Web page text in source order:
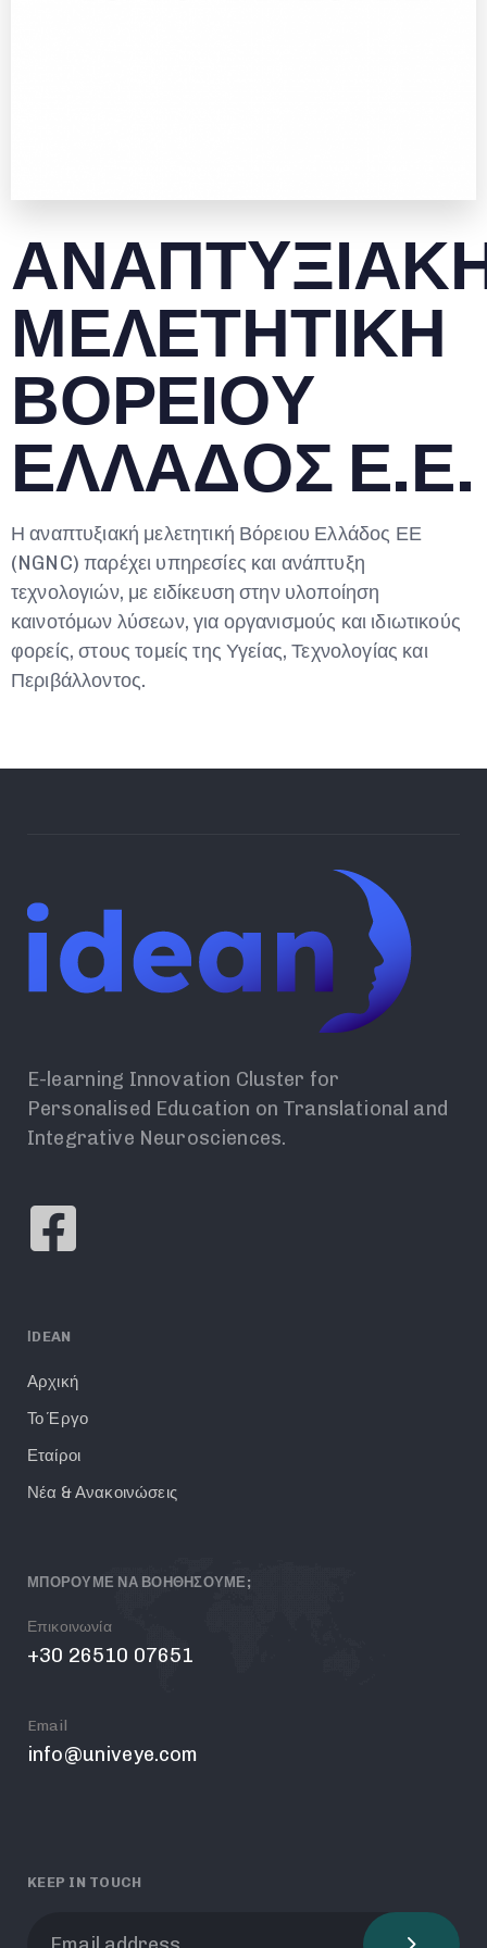
ΑΝΑΠΤΥΞΙΑΚ
ΜΕΛΕΤΗΤΙΚΗ
ΒΟΡΕΙΟΥ
ΕΛΛΑΔΟΣ Ε.Ε.
Η αναπτυξιακή μελετητική Βόρειου Ελλάδος ΕΕ
(NGNC) παρέχει υπηρεσίες και ανάπτυξη
τεχνολογιών, με ειδίκευση στην υλοποίηση
καινοτόμων λύσεων, για οργανισμούς και ιδιωτικούς
φορείς, στους τομείς της Υγείας, Τεχνολογίας και
Περιβάλλοντος.
E-learning Innovation Cluster for
Personalised Education on Translational and
Integrative Neurosciences.
ΙDEAN
Αρχική
Το Έργο
Εταίροι
Νέα & Ανακοινώσεις
ΜΠΟΡΟΥΜΕ ΝΑ ΒΟΗΘΗΣΟΥΜΕ;
Επικοινωνία
+30 26510 07651
Email
info@univeye.com
KEEP IN TOUCH